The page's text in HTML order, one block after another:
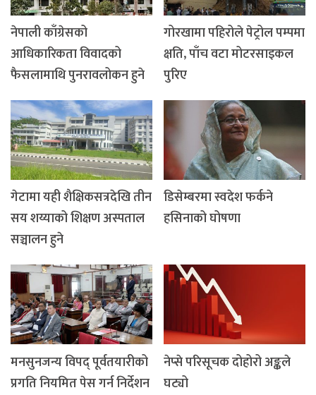
नेपाली काँग्रेसको
आधिकारिकता विवादको
फैसलामाथि पुनरावलोकन हुने
गोरखामा पहिरोले पेट्रोल पम्पमा
क्षति, पाँच वटा मोटरसाइकल
पुरिए
गेटामा यही शैक्षिकसत्रदेखि तीन
सय शय्याको शिक्षण अस्पताल
सञ्चालन हुने
डिसेम्बरमा स्वदेश फर्कने
हसिनाको घोषणा
मनसुनजन्य विपद् पूर्वतयारीको
प्रगति नियमित पेस गर्न निर्देशन
नेप्से परिसूचक दोहोरो अङ्कले
घट्यो